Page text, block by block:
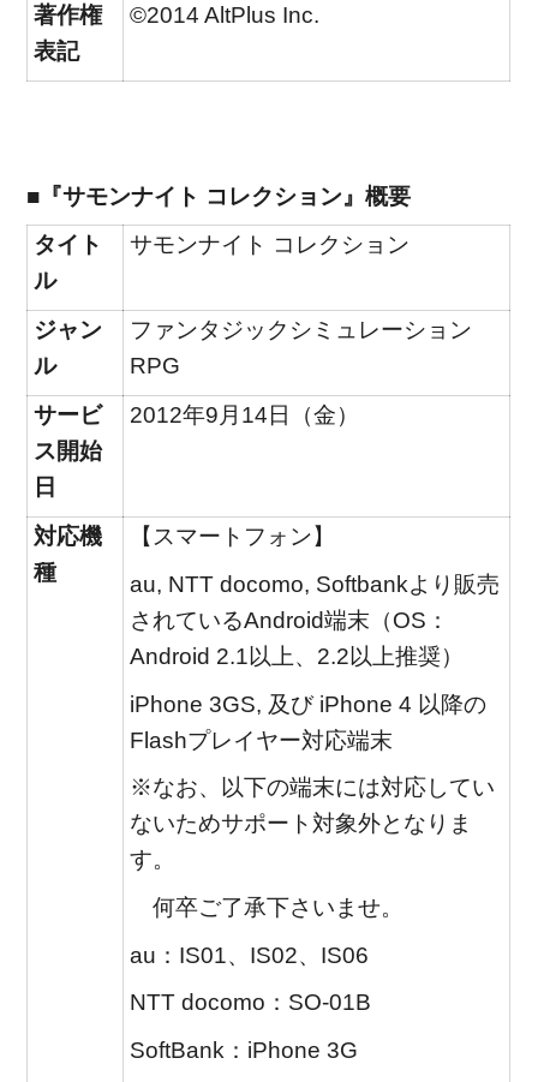
著作権
表記
©2014 AltPlus Inc.
■『サモンナイト コレクション』概要
タイト
ル
サモンナイト コレクション
ジャン
ル
ファンタジックシミュレーション
RPG
サービ
ス開始
日
2012年9月14日（金）
対応機
種
【スマートフォン】
au, NTT docomo, Softbankより販売
されているAndroid端末（OS：
Android 2.1以上、2.2以上推奨）
iPhone 3GS, 及び iPhone 4 以降の
Flashプレイヤー対応端末
※なお、以下の端末には対応してい
ないためサポート対象外となりま
す。
何卒ご了承下さいませ。
au：IS01、IS02、IS06
NTT docomo：SO-01B
SoftBank：iPhone 3G